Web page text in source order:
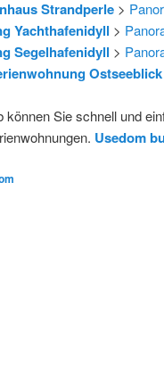
Strandperle>
Yachthafenidyll >
Segelhafenidyll >
Ostseeblick
können Sie schnell und
Usedom